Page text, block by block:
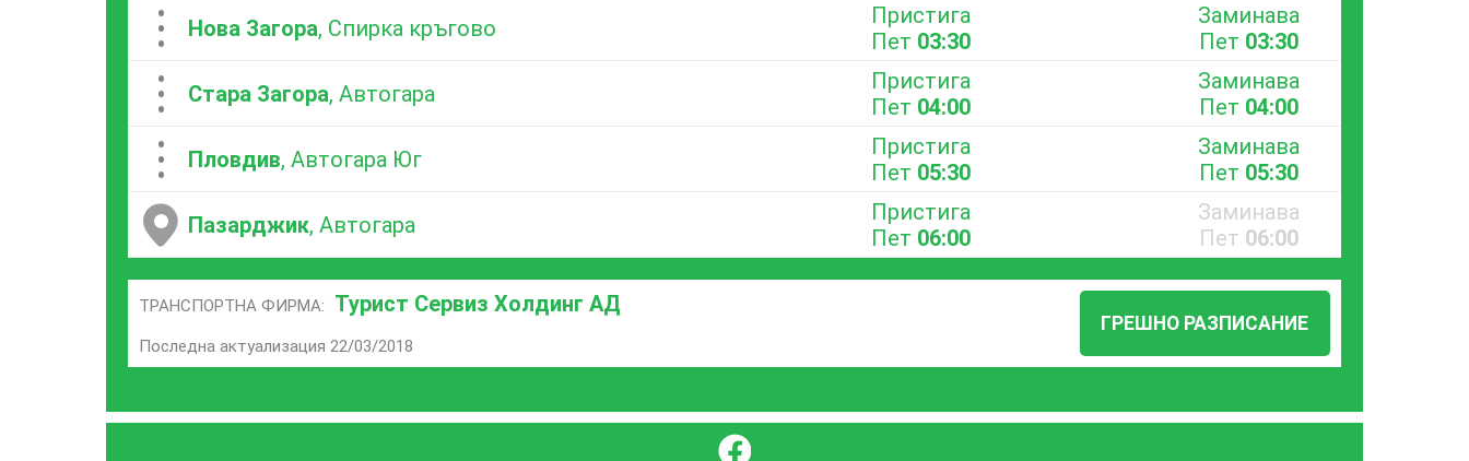
...Нова Загора, Спирка кръгово
Пристига
Пет 03:30
Заминава
Пет 03:30
...Стара Загора, Автогара
Пристига
Пет 04:00
Заминава
Пет 04:00
...Пловдив, Автогара Юг
Пристига
Пет 05:30
Заминава
Пет 05:30
Пазарджик, Автогара
Пристига
Пет 06:00
Заминава
Пет 06:00
ТРАНСПОРТНА ФИРМА: Турист Сервиз Холдинг АД
Последна актуализация 22/03/2018
ГРЕШНО РАЗПИСАНИЕ
}